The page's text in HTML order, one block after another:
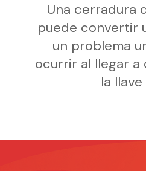
Una cerradura
puede convertir
un problema
ocurrir al llegar a
la